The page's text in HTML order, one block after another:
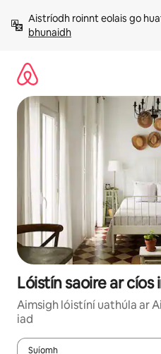
chuig
ábhar
Aistríodh roinnt eolais go
bhunaidh
Lóistín saoire ar cíos
Aimsigh lóistíní uathúla ar
iad
Suíomh